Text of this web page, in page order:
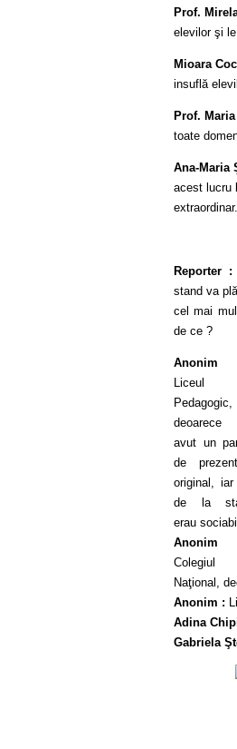
Prof.
elevilor şi
Mioara
insuflă
Prof. Maria
toate
Ana-Maria
acest lucru
extraordinar.
Reporter :
stand va
cel mai
de ce ?
Liceul
Pedagogic,
deoarece
avut un
de
original, iar
de la
erau
Colegiul
Naţional,
Anonim :
Adina
Gabriela